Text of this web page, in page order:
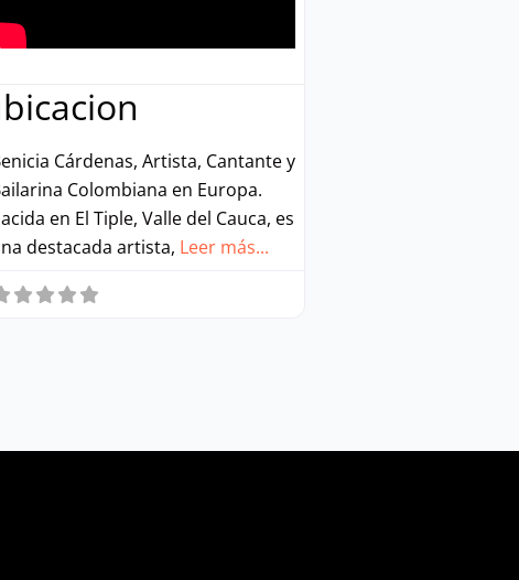
Cárdenas, Artista, Cantante y
Colombiana en Europa.
en El Tiple, Valle del Cauca, es
destacada artista, Leer más...